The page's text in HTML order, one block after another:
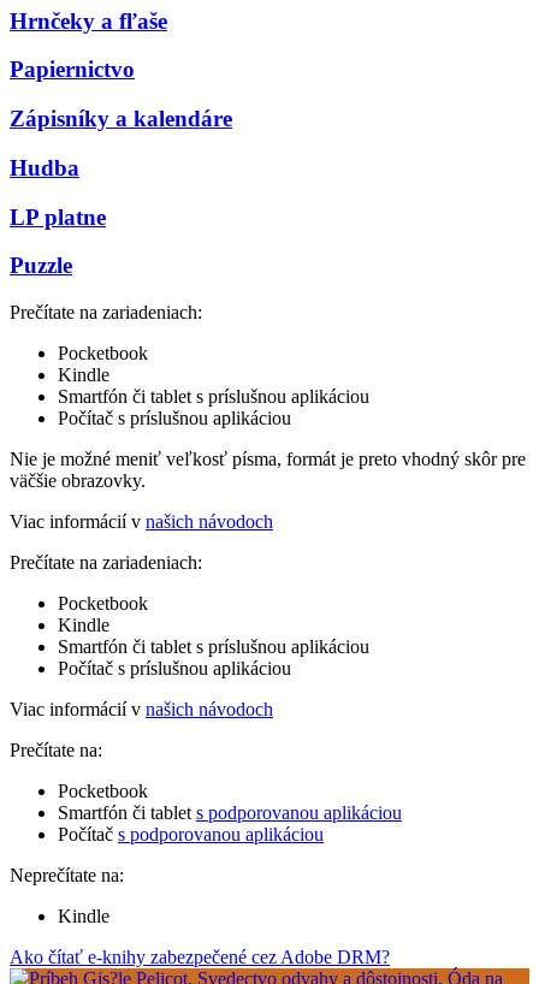
Hrnčeky a fľaše
Papiernictvo
Zápisníky a kalendáre
Hudba
LP platne
Puzzle
Prečítate na zariadeniach:
Pocketbook
Kindle
Smartfón či tablet s príslušnou aplikáciou
Počítač s príslušnou aplikáciou
Nie je možné meniť veľkosť písma, formát je preto vhodný skôr pre
väčšie obrazovky.
Viac informácií v našich návodoch
Prečítate na zariadeniach:
Pocketbook
Kindle
Smartfón či tablet s príslušnou aplikáciou
Počítač s príslušnou aplikáciou
Viac informácií v našich návodoch
Prečítate na:
Pocketbook
Smartfón či tablet s podporovanou aplikáciou
Počítač s podporovanou aplikáciou
Neprečítate na:
Kindle
Ako čítať e-knihy zabezpečené cez Adobe DRM?